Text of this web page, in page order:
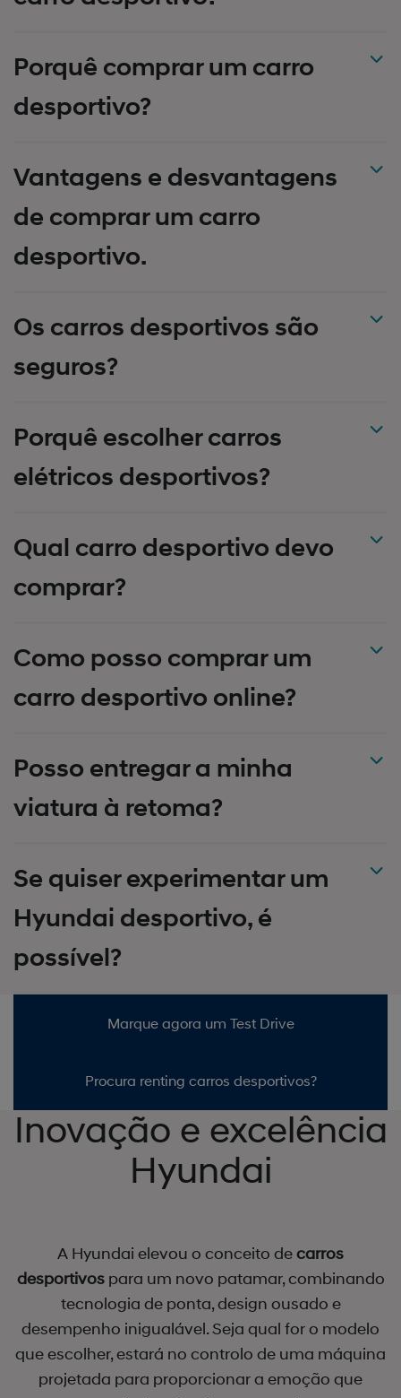
Porquê comprar um carro
desportivo?
Vantagens e desvantagens
de comprar um carro
desportivo.
Os carros desportivos são
seguros?
Porquê escolher carros
elétricos desportivos?
Qual carro desportivo devo
comprar?
Como posso comprar um
carro desportivo online?
Posso entregar a minha
viatura à retoma?
Se quiser experimentar um
Hyundai desportivo, é
possível?
Marque agora um Test Drive
Procura renting carros desportivos?
Inovação e excelência
Hyundai
A Hyundai elevou o conceito decarros
desportivospara um novo patamar, combinando
tecnologia de ponta, design ousado e
desempenho inigualável. Seja qual for o modelo
que escolher, estará no controlo de uma máquina
projetada para proporcionar a emoção que